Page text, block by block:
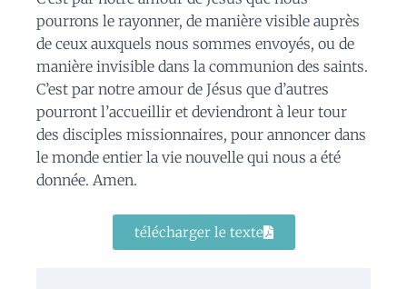
pourrons le rayonner, de manière visible auprès
de ceux auxquels nous sommes envoyés, ou de
manière invisible dans la communion des saints.
C’est par notre amour de Jésus que d’autres
pourront l’accueillir et deviendront à leur tour
des disciples missionnaires, pour annoncer dans
le monde entier la vie nouvelle qui nous a été
donnée. Amen.
télécharger le texte